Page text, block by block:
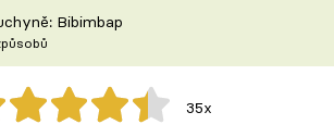
Bibimbap
35x